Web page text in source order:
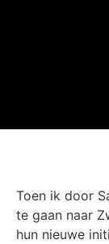
Toen ik door
te gaan naar
hun nieuwe